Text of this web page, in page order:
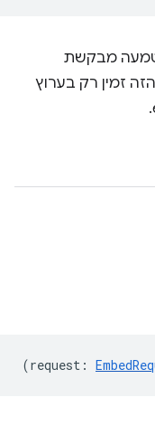
מבקשת
רק בערוץ
(request: